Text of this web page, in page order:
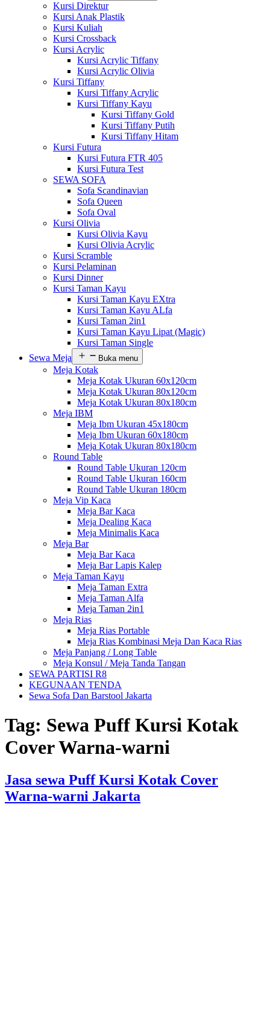
Kursi Direktur
Kursi Anak Plastik
Kursi Kuliah
Kursi Crossback
Kursi Acrylic
Kursi Acrylic Tiffany
Kursi Acrylic Olivia
Kursi Tiffany
Kursi Tiffany Acrylic
Kursi Tiffany Kayu
Kursi Tiffany Gold
Kursi Tiffany Putih
Kursi Tiffany Hitam
Kursi Futura
Kursi Futura FTR 405
Kursi Futura Test
SEWA SOFA
Sofa Scandinavian
Sofa Queen
Sofa Oval
Kursi Olivia
Kursi Olivia Kayu
Kursi Olivia Acrylic
Kursi Scramble
Kursi Pelaminan
Kursi Dinner
Kursi Taman Kayu
Kursi Taman Kayu EXtra
Kursi Taman Kayu ALfa
Kursi Taman 2in1
Kursi Taman Kayu Lipat (Magic)
Kursi Taman Single
Sewa Meja
Buka menu
Meja Kotak
Meja Kotak Ukuran 60x120cm
Meja Kotak Ukuran 80x120cm
Meja Kotak Ukuran 80x180cm
Meja IBM
Meja Ibm Ukuran 45x180cm
Meja Ibm Ukuran 60x180cm
Meja Kotak Ukuran 80x180cm
Round Table
Round Table Ukuran 120cm
Round Table Ukuran 160cm
Round Table Ukuran 180cm
Meja Vip Kaca
Meja Bar Kaca
Meja Dealing Kaca
Meja Minimalis Kaca
Meja Bar
Meja Bar Kaca
Meja Bar Lapis Kalep
Meja Taman Kayu
Meja Taman Extra
Meja Taman Alfa
Meja Taman 2in1
Meja Rias
Meja Rias Portable
Meja Rias Kombinasi Meja Dan Kaca Rias
Meja Panjang / Long Table
Meja Konsul / Meja Tanda Tangan
SEWA PARTISI R8
KEGUNAAN TENDA
Sewa Sofa Dan Barstool Jakarta
Tag: Sewa Puff Kursi Kotak
Cover Warna-warni
Jasa sewa Puff Kursi Kotak Cover
Warna-warni Jakarta